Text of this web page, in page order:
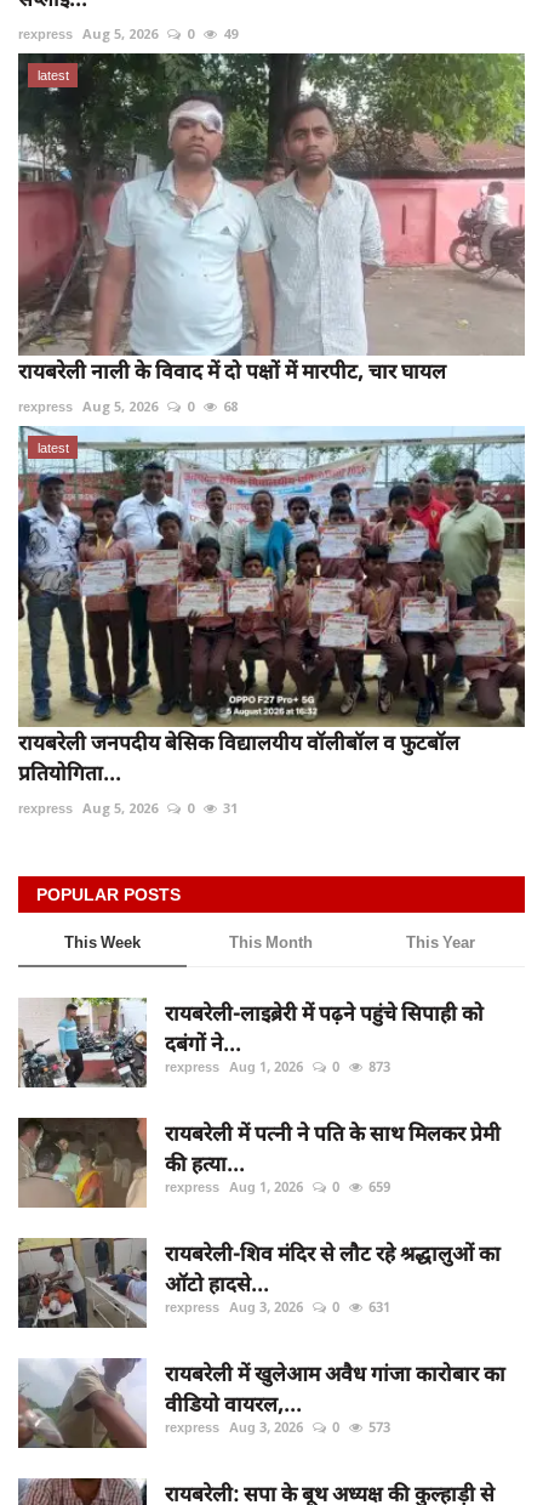
rexpress Aug 5, 2026 0 49
latest
रायबरेली नाली के विवाद में दो पक्षों में मारपीट, चार घायल
rexpress Aug 5, 2026 0 68
latest
रायबरेली जनपदीय बेसिक विद्यालयीय वॉलीबॉल व फुटबॉल
प्रतियोगिता...
rexpress Aug 5, 2026 0 31
POPULAR POSTS
This Week This Month This Year
रायबरेली-लाइब्रेरी में पढ़ने पहुंचे सिपाही को
दबंगों ने...
rexpress Aug 1, 2026 0 873
रायबरेली में पत्नी ने पति के साथ मिलकर प्रेमी
की हत्या...
rexpress Aug 1, 2026 0 659
रायबरेली-शिव मंदिर से लौट रहे श्रद्धालुओं का
ऑटो हादसे...
rexpress Aug 3, 2026 0 631
रायबरेली में खुलेआम अवैध गांजा कारोबार का
वीडियो वायरल,...
rexpress Aug 3, 2026 0 573
रायबरेली: सपा के बूथ अध्यक्ष की कुल्हाड़ी से